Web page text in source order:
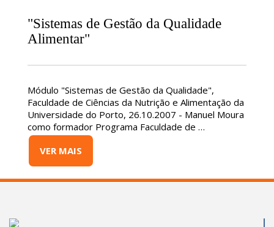
"Sistemas de Gestão da Qualidade
Alimentar"
Módulo "Sistemas de Gestão da Qualidade",
Faculdade de Ciências da Nutrição e Alimentação da
Universidade do Porto, 26.10.2007 - Manuel Moura
como formador Programa Faculdade de …
VER MAIS